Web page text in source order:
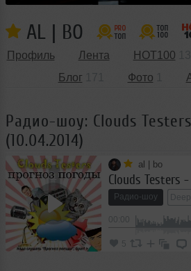
AL | BO
Профиль Лента HOT100
Блог
Фото
Радио-шоу: Clouds
(10.04.2014)
al | bo
Clouds Testers
Радио-шоу
5